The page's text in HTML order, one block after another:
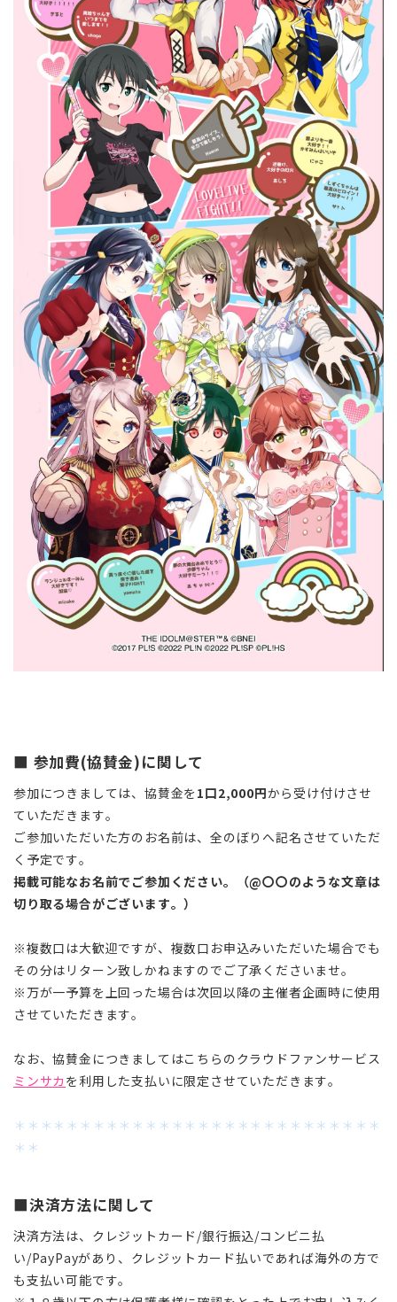
■ 参加費(協賛金)に関して
参加につきましては、協賛金を1口2,000円から受け付けさせ
ていただきます。
ご参加いただいた方のお名前は、全のぼりへ記名させていただ
く予定です。
掲載可能なお名前でご参加ください。（@〇〇のような文章は
切り取る場合がございます。）
※複数口は大歓迎ですが、複数口お申込みいただいた場合でも
その分はリターン致しかねますのでご了承くださいませ。
※万が一予算を上回った場合は次回以降の主催者企画時に使用
させていただきます。
なお、協賛金につきましてはこちらのクラウドファンサービス
ミンサカ を利用した支払いに限定させていただきます。
＊＊＊＊＊＊＊＊＊＊＊＊＊＊＊＊＊＊＊＊＊＊＊＊＊＊＊＊
＊＊
■決済方法に関して
決済方法は、クレジットカード/銀行振込/コンビニ払
い/PayPayがあり、クレジットカード払いであれば海外の方で
も支払い可能です。